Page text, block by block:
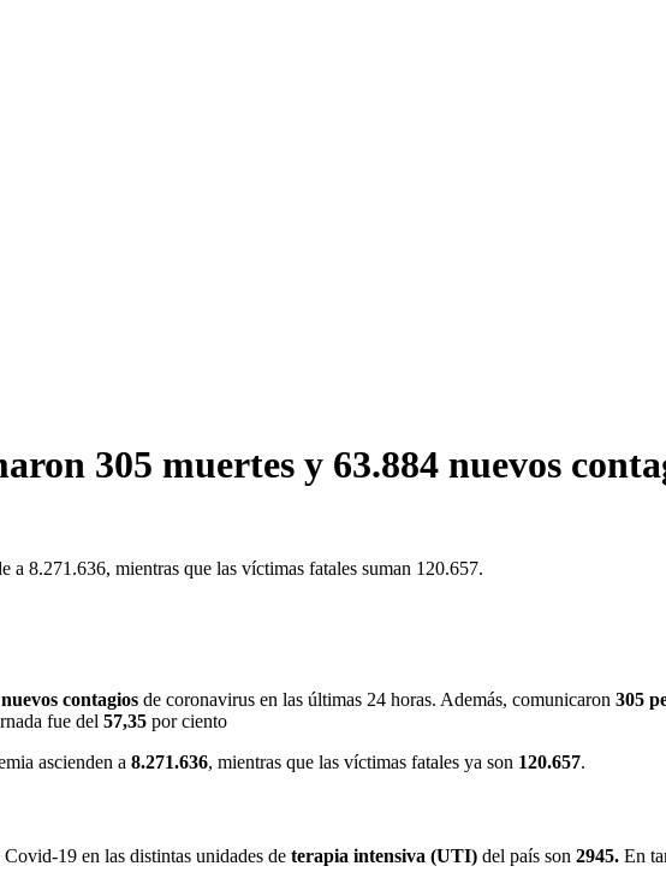
305 muertes y 63.884 nuevos
a 8.271.636, mientras que las víctimas fatales suman 120.657.
nuevos contagios de coronavirus en las últimas 24 horas. Además, comunicaron 305
fue del 57,35 por ciento
ascienden a 8.271.636, mientras que las víctimas fatales ya son 120.657.
19 en las distintas unidades de terapia intensiva (UTI) del país son 2945. En